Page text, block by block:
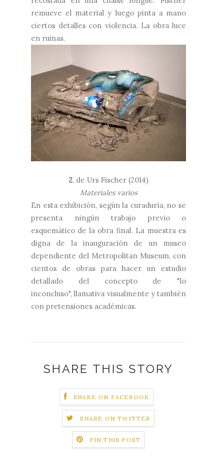
remueve el material y luego pinta a mano
ciertos detalles con violencia. La obra luce
en ruinas.
2, de Urs Fischer (2014)
Materiales varios
En esta exhibición, según la curaduría, no se
presenta ningún trabajo previo o
esquemático de la obra final. La muestra es
digna de la inauguración de un museo
dependiente del Metropolitan Museum, con
cientos de obras para hacer un estudio
detallado del concepto de "lo
inconcluso", llamativa visualmente y también
con pretensiones académicas.
SHARE THIS STORY
SHARE ON FACEBOOK
SHARE ON TWITTER
PIN THIS POST